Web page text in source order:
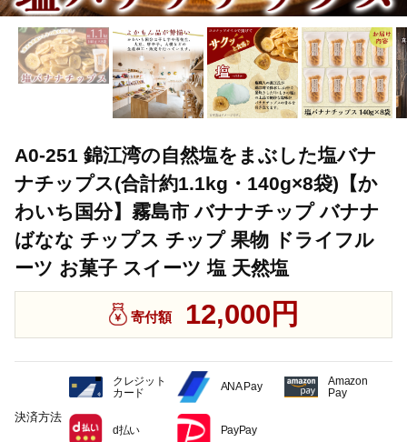
A0-251 錦江湾の自然塩をまぶした塩バナ
ナチップス(合計約1.1kg・140g×8袋)【か
わいち国分】霧島市 バナナチップ バナナ
ばなな チップス チップ 果物 ドライフル
ーツ お菓子 スイーツ 塩 天然塩
寄付額 12,000円
決済方法
クレジット
カード
ANA Pay
Amazon
Pay
d払い PayPay